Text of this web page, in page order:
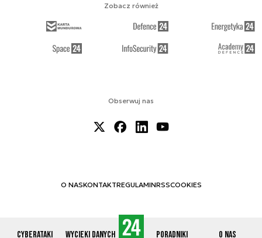
Cyberataki Wycieki danych Poradniki O nas
Obserwuj nas
O NASKONTAKTREGULAMINRSSCOOKIES
Zobacz również